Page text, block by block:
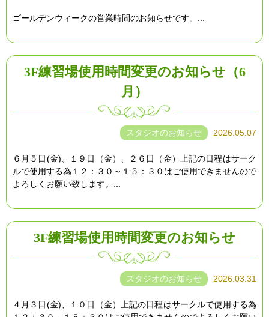
ゴールデンウィークの営業時間のお知らせです。...
3F練習場使用時間変更のお知らせ（6
月）
スタジオのお知らせ 2026.05.07
６月５日(金)、１９日（金）、２６日（金）上記の日程はサーク
ルで使用する為１２：３０～１５：３０はご使用できませんので
よろしくお願い致します。...
3F練習場使用時間変更のお知らせ
スタジオのお知らせ 2026.03.31
４月３日(金)、１０日（金）上記の日程はサークルで使用する為